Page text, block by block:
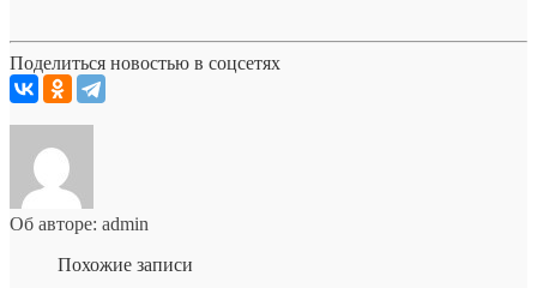
Поделиться новостью в соцсетях
Об авторе: admin
Похожие записи